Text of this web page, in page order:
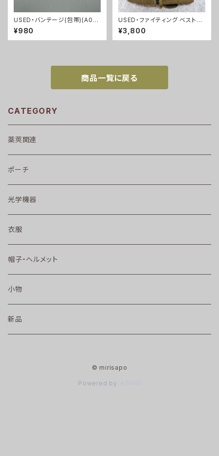
USED・バンテージ(包帯)(A00
54)
¥980
USED・ファイティング ベスト
（ジッパー黒）・MOLLE コヨー
テ(A0012)
¥3,800
商品一覧に戻る
CATEGORY
薬莢関連
ポーチ
光学機器
衣服
帽子・ヘルメット
小物
新品
© mirisapo
Powered by